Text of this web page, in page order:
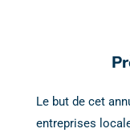
Le but de cet
entreprises